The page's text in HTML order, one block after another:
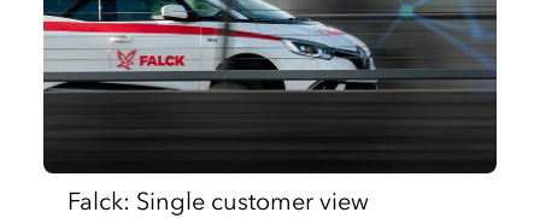
Falck: Single customer view